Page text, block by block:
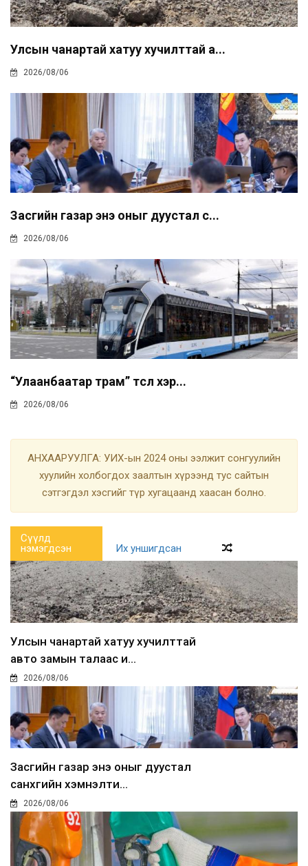
Улсын чанартай хатуу хучилттай а...
2026/08/06
Засгийн газар энэ оныг дуустал с...
2026/08/06
“Улаанбаатар трам” төсөл хэр...
2026/08/06
АНХААРУУЛГА: УИХ-ын 2024 оны ээлжит сонгуулийн
хуулийн холбогдох заалтын хүрээнд тус сайтын
сэтгэгдэл хэсгийг түр хугацаанд хаасан болно.
Сүүлд
нэмэгдсэн
Их уншигдсан
Улсын чанартай хатуу хучилттай
авто замын талаас и...
2026/08/06
Засгийн газар энэ оныг дуустал
санхүүгийн хэмнэлти...
2026/08/06